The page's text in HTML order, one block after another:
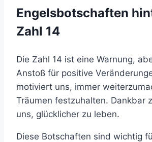
Engelsbotschaften
Zahl 14
Die Zahl 14 ist eine Warnung,
Anstoß für positive
motiviert uns, immer
Träumen festzuhalten. Dankbar
uns, glücklicher zu leben.
Diese Botschaften sind wichtig